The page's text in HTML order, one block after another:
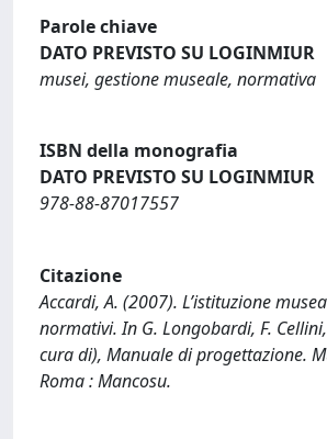
Parole chiave
DATO PREVISTO SU LOGINMIUR
musei, gestione museale, normativa
ISBN della monografia
DATO PREVISTO SU LOGINMIUR
978-88-87017557
Citazione
Accardi, A. (2007). L’istituzione
normativi. In G. Longobardi, F.
cura di), Manuale di progettazione.
Roma : Mancosu.